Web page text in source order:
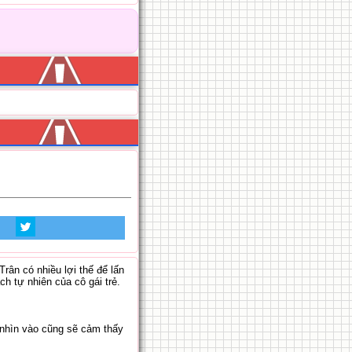
có nhiều lợi thế để lấn
tự nhiên của cô gái trẻ.
vào cũng sẽ cảm thấy